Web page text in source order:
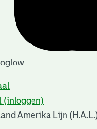
(inloggen)
Amerika Lijn (H.A.L.)